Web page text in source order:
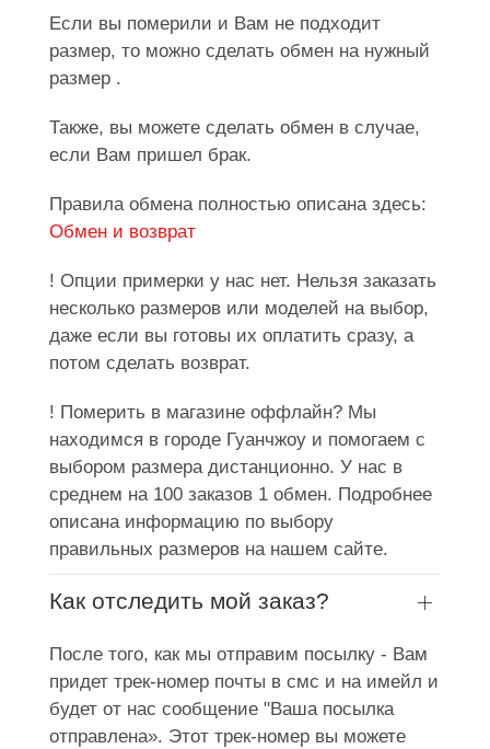
Если вы померили и Вам не подходит
размер, то можно сделать обмен на нужный
размер .
Также, вы можете сделать обмен в случае,
если Вам пришел брак.
Правила обмена полностью описана здесь:
Обмен и возврат
! Опции примерки у нас нет. Нельзя заказать
несколько размеров или моделей на выбор,
даже если вы готовы их оплатить сразу, а
потом сделать возврат.
! Померить в магазине оффлайн? Мы
находимся в городе Гуанчжоу и помогаем с
выбором размера дистанционно. У нас в
среднем на 100 заказов 1 обмен. Подробнее
описана информацию по выбору
правильных размеров на нашем сайте.
Как отследить мой заказ?
После того, как мы отправим посылку - Вам
придет трек-номер почты в смс и на имейл и
будет от нас сообщение "Ваша посылка
отправлена». Этот трек-номер вы можете